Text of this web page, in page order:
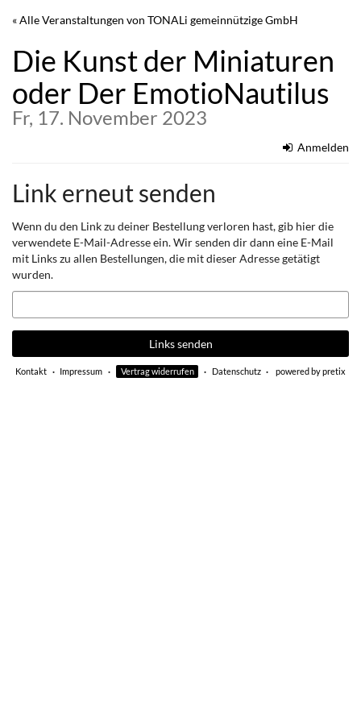
Zum
Inhalt
springen
« Alle Veranstaltungen von TONALi gemeinnützige GmbH
Die Kunst der Miniaturen
oder Der EmotioNautilus
Fr, 17. November 2023
Anmelden
Link erneut senden
Wenn du den Link zu deiner Bestellung verloren hast, gib hier die
verwendete E-Mail-Adresse ein. Wir senden dir dann eine E-Mail
mit Links zu allen Bestellungen, die mit dieser Adresse getätigt
wurden.
E-
Mail
Links senden
Kontakt Impressum Vertrag widerrufen Datenschutz powered by pretix